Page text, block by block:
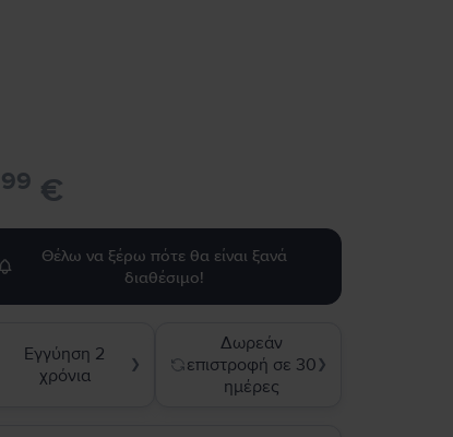
99 €
Θέλω να ξέρω πότε θα είναι ξανά
διαθέσιμο!
Εγγύηση 2
χρόνια
❯
Δωρεάν
επιστροφή σε 30
ημέρες
❯